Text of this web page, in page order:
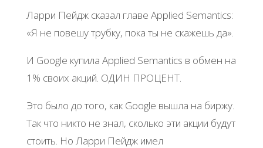
Ларри Пейдж сказал главе Applied Semantics:
«Я не повешу трубку, пока ты не скажешь да».
И Google купила Applied Semantics в обмен на
1% своих акций. ОДИН ПРОЦЕНТ.
Это было до того, как Google вышла на биржу.
Так что никто не знал, сколько эти акции будут
стоить. Но Ларри Пейдж имел